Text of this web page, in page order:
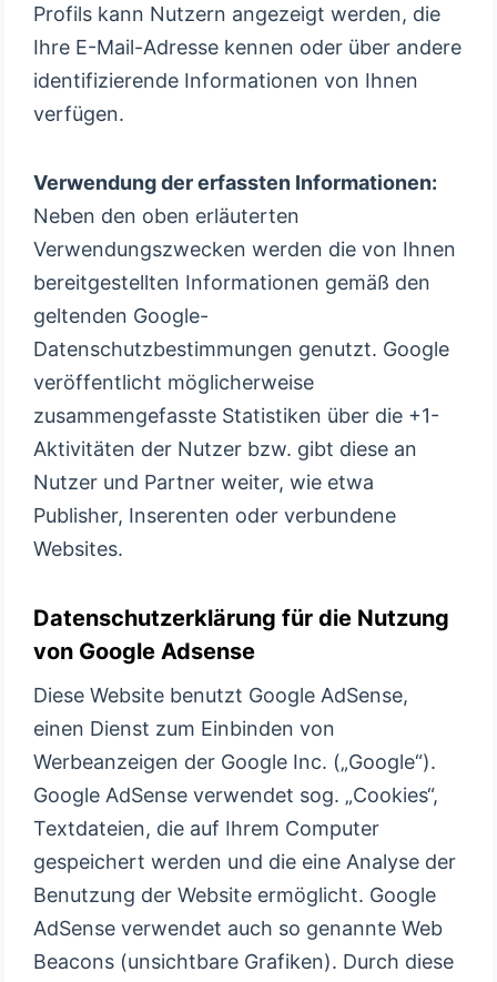
Profils kann Nutzern angezeigt werden, die
Ihre E-Mail-Adresse kennen oder über andere
identifizierende Informationen von Ihnen
verfügen.
Verwendung der erfassten Informationen:
Neben den oben erläuterten
Verwendungszwecken werden die von Ihnen
bereitgestellten Informationen gemäß den
geltenden Google-
Datenschutzbestimmungen genutzt. Google
veröffentlicht möglicherweise
zusammengefasste Statistiken über die +1-
Aktivitäten der Nutzer bzw. gibt diese an
Nutzer und Partner weiter, wie etwa
Publisher, Inserenten oder verbundene
Websites.
Datenschutzerklärung für die Nutzung
von Google Adsense
Diese Website benutzt Google AdSense,
einen Dienst zum Einbinden von
Werbeanzeigen der Google Inc. („Google“).
Google AdSense verwendet sog. „Cookies“,
Textdateien, die auf Ihrem Computer
gespeichert werden und die eine Analyse der
Benutzung der Website ermöglicht. Google
AdSense verwendet auch so genannte Web
Beacons (unsichtbare Grafiken). Durch diese